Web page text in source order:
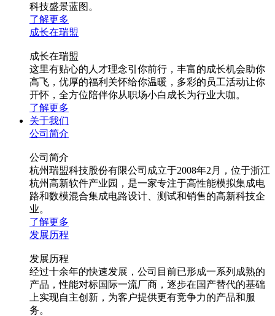
科技盛景蓝图。
了解更多
成长在瑞盟
成长在瑞盟
这里有贴心的人才理念引你前行，丰富的成长机会助你
高飞，优厚的福利关怀给你温暖，多彩的员工活动让你
开怀，全方位陪伴你从职场小白成长为行业大咖。
了解更多
关于我们
公司简介
公司简介
杭州瑞盟科技股份有限公司成立于2008年2月，位于浙江
杭州高新软件产业园，是一家专注于高性能模拟集成电
路和数模混合集成电路设计、测试和销售的高新科技企
业。
了解更多
发展历程
发展历程
经过十余年的快速发展，公司目前已形成一系列成熟的
产品，性能对标国际一流厂商，逐步在国产替代的基础
上实现自主创新，为客户提供更有竞争力的产品和服
务。